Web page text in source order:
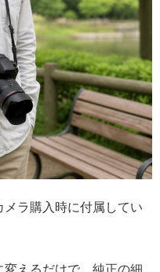
ラ購入時に付属してい
えるだけで、純正の細